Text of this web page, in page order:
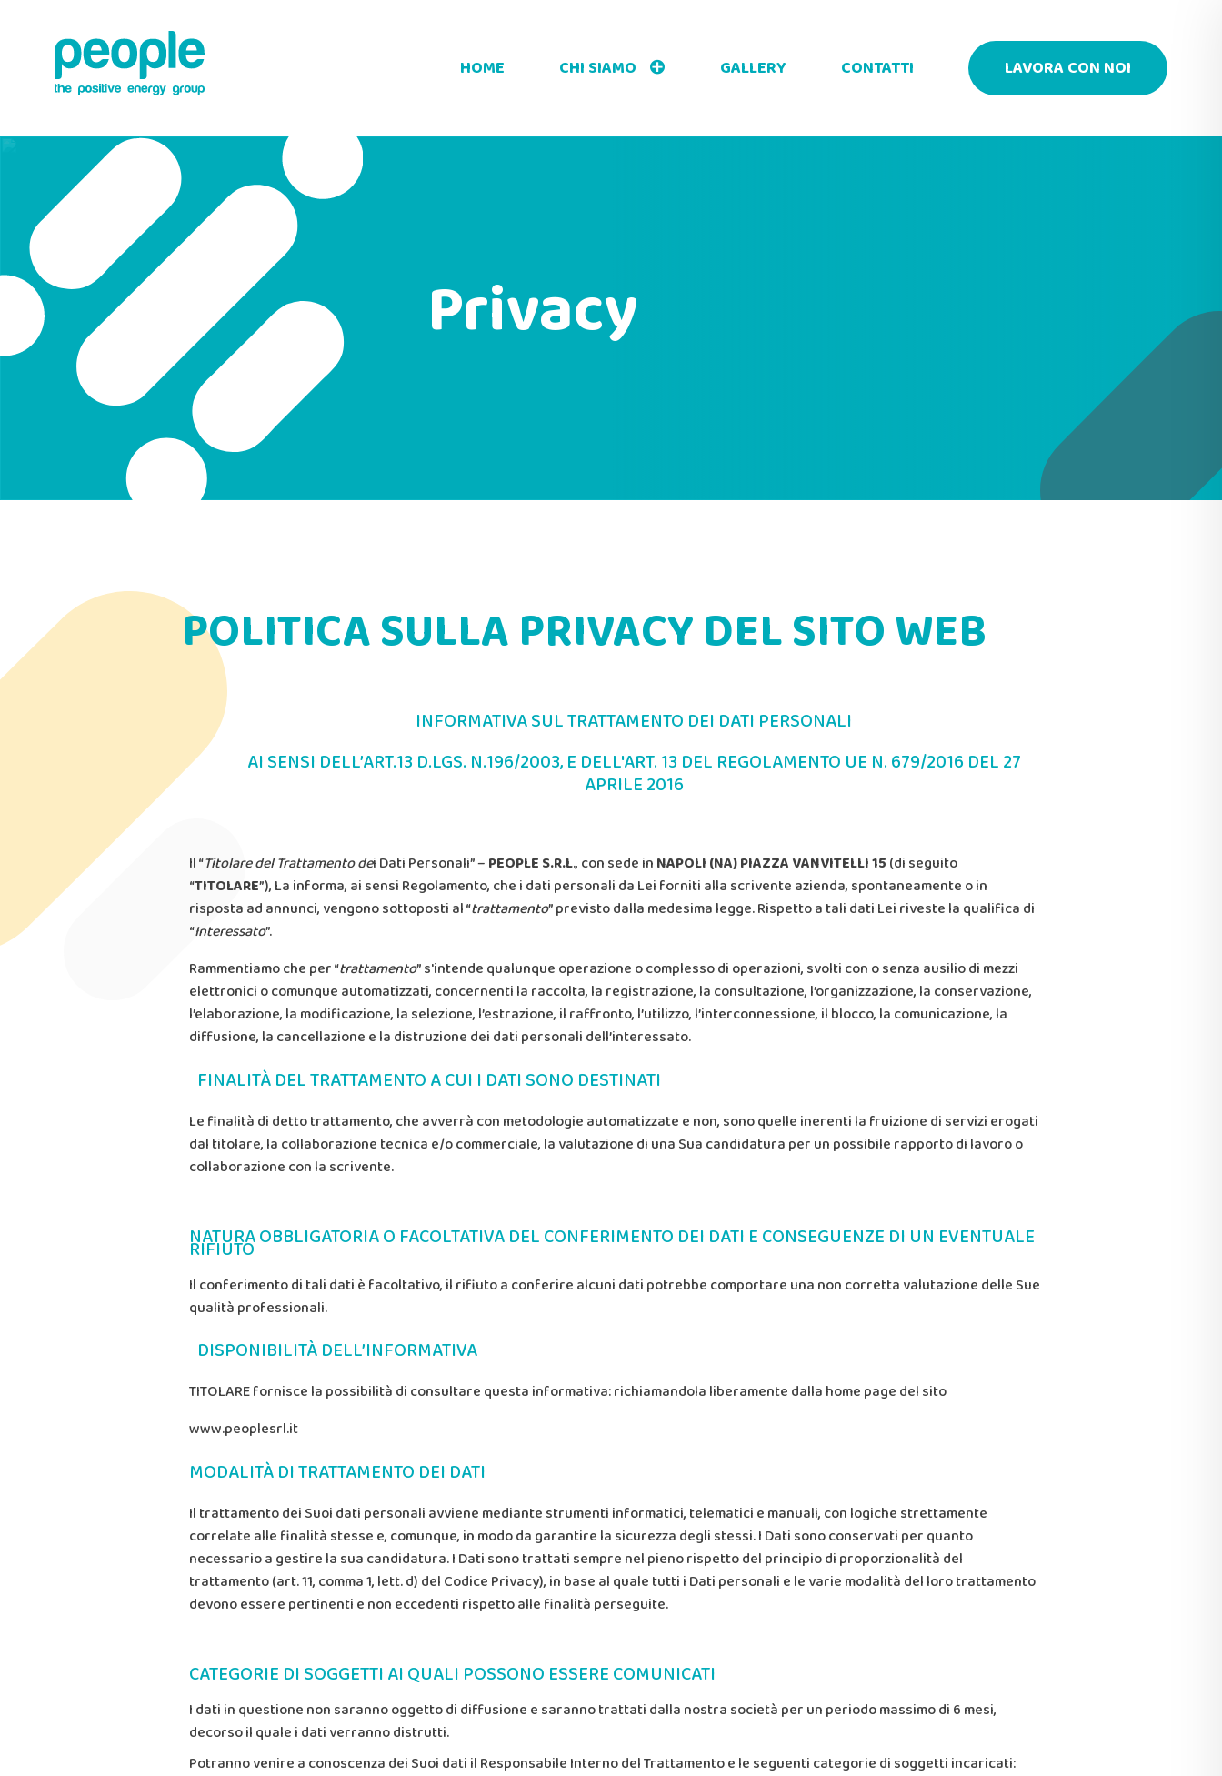
HOME CHI SIAMO GALLERY CONTATTI LAVORA CON NOI
Privacy
POLITICA SULLA PRIVACY DEL SITO WEB
INFORMATIVA SUL TRATTAMENTO DEI DATI PERSONALI
AI SENSI DELL’ART.13 D.LGS. N.196/2003, E DELL'ART. 13 DEL REGOLAMENTO UE N. 679/2016 DEL 27
APRILE 2016
Il “Titolare del Trattamento dei Dati Personali” – PEOPLE S.R.L., con sede in NAPOLI (NA) PIAZZA VANVITELLI 15 (di seguito
“TITOLARE”), La informa, ai sensi Regolamento, che i dati personali da Lei forniti alla scrivente azienda, spontaneamente o in
risposta ad annunci, vengono sottoposti al “trattamento” previsto dalla medesima legge. Rispetto a tali dati Lei riveste la qualifica di
“Interessato”.
Rammentiamo che per “trattamento” s'intende qualunque operazione o complesso di operazioni, svolti con o senza ausilio di mezzi
elettronici o comunque automatizzati, concernenti la raccolta, la registrazione, la consultazione, l’organizzazione, la conservazione,
l’elaborazione, la modificazione, la selezione, l’estrazione, il raffronto, l’utilizzo, l’interconnessione, il blocco, la comunicazione, la
diffusione, la cancellazione e la distruzione dei dati personali dell’interessato.
FINALITÀ DEL TRATTAMENTO A CUI I DATI SONO DESTINATI
Le finalità di detto trattamento, che avverrà con metodologie automatizzate e non, sono quelle inerenti la fruizione di servizi erogati
dal titolare, la collaborazione tecnica e/o commerciale, la valutazione di una Sua candidatura per un possibile rapporto di lavoro o
collaborazione con la scrivente.
NATURA OBBLIGATORIA O FACOLTATIVA DEL CONFERIMENTO DEI DATI E CONSEGUENZE DI UN EVENTUALE
RIFIUTO
Il conferimento di tali dati è facoltativo, il rifiuto a conferire alcuni dati potrebbe comportare una non corretta valutazione delle Sue
qualità professionali.
DISPONIBILITÀ DELL’INFORMATIVA
TITOLARE fornisce la possibilità di consultare questa informativa: richiamandola liberamente dalla home page del sito
www.peoplesrl.it
MODALITÀ DI TRATTAMENTO DEI DATI
Il trattamento dei Suoi dati personali avviene mediante strumenti informatici, telematici e manuali, con logiche strettamente
correlate alle finalità stesse e, comunque, in modo da garantire la sicurezza degli stessi. I Dati sono conservati per quanto
necessario a gestire la sua candidatura. I Dati sono trattati sempre nel pieno rispetto del principio di proporzionalità del
trattamento (art. 11, comma 1, lett. d) del Codice Privacy), in base al quale tutti i Dati personali e le varie modalità del loro trattamento
devono essere pertinenti e non eccedenti rispetto alle finalità perseguite.
CATEGORIE DI SOGGETTI AI QUALI POSSONO ESSERE COMUNICATI
I dati in questione non saranno oggetto di diffusione e saranno trattati dalla nostra società per un periodo massimo di 6 mesi,
decorso il quale i dati verranno distrutti.
Potranno venire a conoscenza dei Suoi dati il Responsabile Interno del Trattamento e le seguenti categorie di soggetti incaricati: